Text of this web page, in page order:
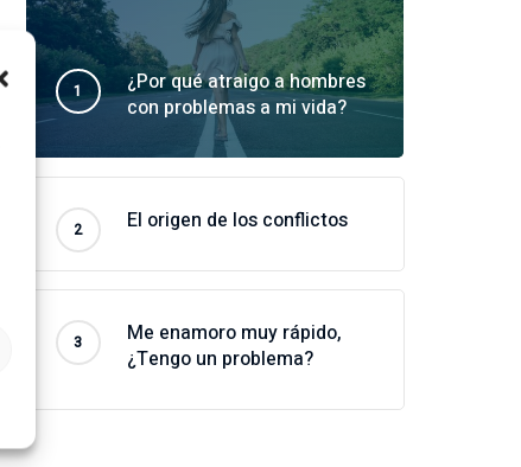
¿Por qué atraigo a hombres
con problemas a mi vida?
El origen de los conflictos
Me enamoro muy rápido,
¿Tengo un problema?
contacto@lidiaalvarado.com